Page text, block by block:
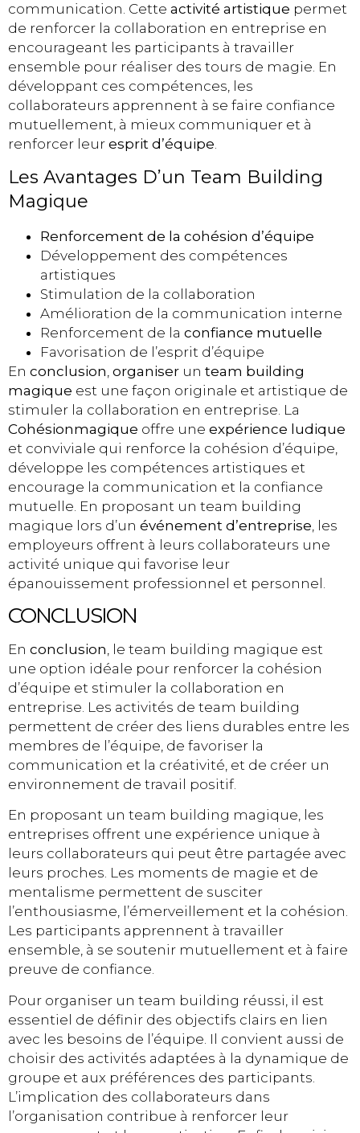
communication. Cette activité artistique permet
de renforcer la collaboration en entreprise en
encourageant les participants à travailler
ensemble pour réaliser des tours de magie. En
développant ces compétences, les
collaborateurs apprennent à se faire confiance
mutuellement, à mieux communiquer et à
renforcer leur esprit d’équipe.
Les Avantages D’un Team Building
Magique
Renforcement de la cohésion d’équipe
Développement des compétences
artistiques
Stimulation de la collaboration
Amélioration de la communication interne
Renforcement de la confiance mutuelle
Favorisation de l’esprit d’équipe
En conclusion organiser un team building
magique est une façon originale et artistique de
stimuler la collaboration en entreprise. La
Cohésionmagique offre une expérience ludique
et conviviale qui renforce la cohésion d’équipe,
développe les compétences artistiques et
encourage la communication et la confiance
mutuelle. En proposant un team building
magique lors d’un événement d’entreprise , les
employeurs offrent à leurs collaborateurs une
activité unique qui favorise leur
épanouissement professionnel et personnel.
CONCLUSION
En conclusion , le team building magique est
une option idéale pour renforcer la cohésion
d’équipe et stimuler la collaboration en
entreprise. Les activités de team building
permettent de créer des liens durables entre les
membres de l’équipe, de favoriser la
communication et la créativité, et de créer un
environnement de travail positif.
En proposant un team building magique, les
entreprises offrent une expérience unique à
leurs collaborateurs qui peut être partagée avec
leurs proches. Les moments de magie et de
mentalisme permettent de susciter
l’enthousiasme, l’émerveillement et la cohésion.
Les participants apprennent à travailler
ensemble, à se soutenir mutuellement et à faire
preuve de confiance.
Pour organiser un team building réussi, il est
essentiel de définir des objectifs clairs en lien
avec les besoins de l’équipe. Il convient aussi de
choisir des activités adaptées à la dynamique de
groupe et aux préférences des participants.
L’implication des collaborateurs dans
l’organisation contribue à renforcer leur